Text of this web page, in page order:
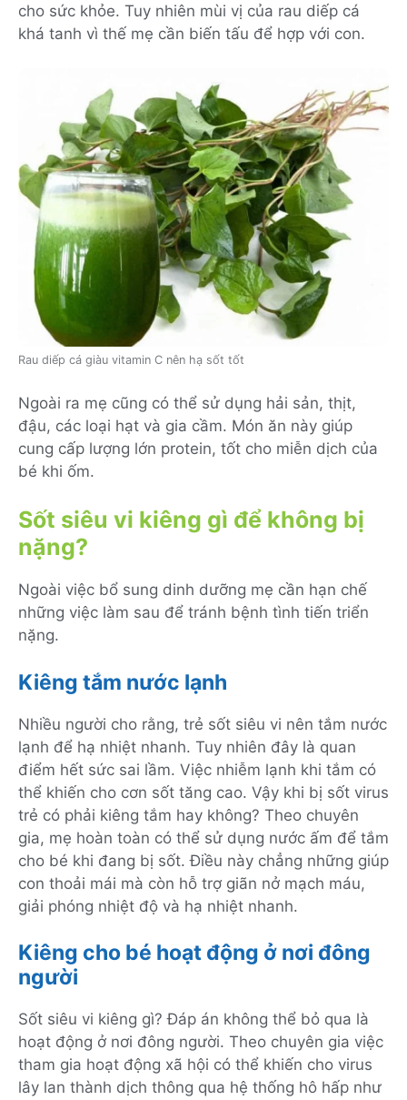
cho sức khỏe. Tuy nhiên mùi vị của rau diếp cá
khá tanh vì thế mẹ cần biến tấu để hợp với con.
Rau diếp cá giàu vitamin C nên hạ sốt tốt
Ngoài ra mẹ cũng có thể sử dụng hải sản, thịt,
đậu, các loại hạt và gia cầm. Món ăn này giúp
cung cấp lượng lớn protein, tốt cho miễn dịch của
bé khi ốm.
Sốt siêu vi kiêng gì để không bị
nặng?
Ngoài việc bổ sung dinh dưỡng mẹ cần hạn chế
những việc làm sau để tránh bệnh tình tiến triển
nặng.
Kiêng tắm nước lạnh
Nhiều người cho rằng, trẻ sốt siêu vi nên tắm nước
lạnh để hạ nhiệt nhanh. Tuy nhiên đây là quan
điểm hết sức sai lầm. Việc nhiễm lạnh khi tắm có
thể khiến cho cơn sốt tăng cao. Vậy khi bị sốt virus
trẻ có phải kiêng tắm hay không? Theo chuyên
gia, mẹ hoàn toàn có thể sử dụng nước ấm để tắm
cho bé khi đang bị sốt. Điều này chẳng những giúp
con thoải mái mà còn hỗ trợ giãn nở mạch máu,
giải phóng nhiệt độ và hạ nhiệt nhanh.
Kiêng cho bé hoạt động ở nơi đông
người
Sốt siêu vi kiêng gì? Đáp án không thể bỏ qua là
hoạt động ở nơi đông người. Theo chuyên gia việc
tham gia hoạt động xã hội có thể khiến cho virus
lây lan thành dịch thông qua hệ thống hô hấp như